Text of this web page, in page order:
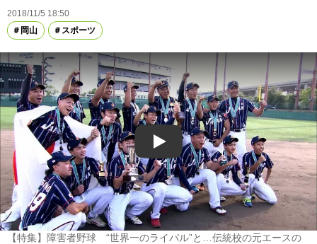
2018/11/5 18:50
岡山
スポーツ
Play
【特集】障害者野球 “世界一のライバル”と…伝統校の元エースの